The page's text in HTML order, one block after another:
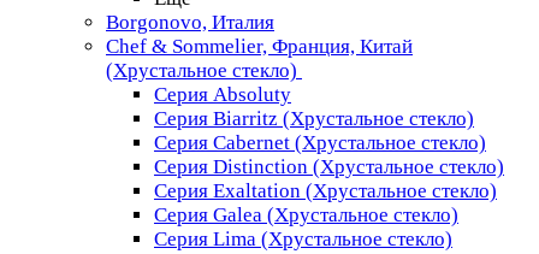
Borgonovo, Италия
Chef & Sommelier, Франция, Китай
(Хрустальное стекло)
Серия Absoluty
Серия Biarritz (Хрустальное стекло)
Серия Cabernet (Хрустальное стекло)
Серия Distinction (Хрустальное стекло)
Серия Exaltation (Хрустальное стекло)
Серия Galea (Хрустальное стекло)
Серия Lima (Хрустальное стекло)